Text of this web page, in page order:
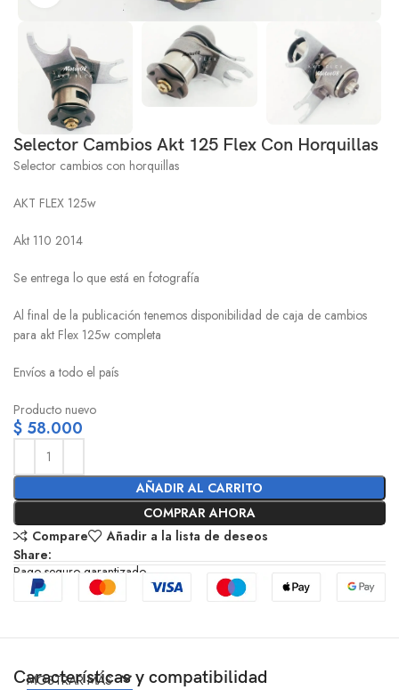
Selector Cambios Akt 125 Flex Con Horquillas
Selector cambios con horquillas
AKT FLEX 125w
Akt 110 2014
Se entrega lo que está en fotografía
Al final de la publicación tenemos disponibilidad de caja de cambios
para akt Flex 125w completa
Envíos a todo el país
Producto nuevo
$ 58.000
AÑADIR AL CARRITO
COMPRAR AHORA
Compare
Añadir a la lista de deseos
Share:
Pago seguro garantizado
Características y compatibilidad
MOSTRAR MÁS